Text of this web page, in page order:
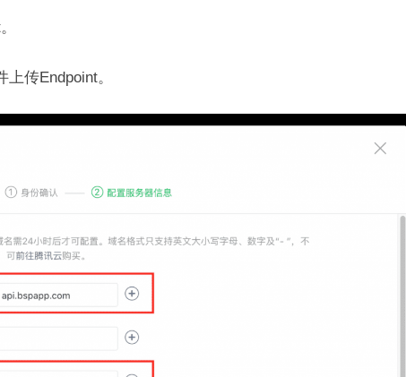
传Endpoint。